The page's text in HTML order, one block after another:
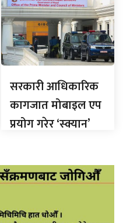
सरकारी आधिकारिक
कागजात मोबाइल एप
प्रयोग गरेर ‘स्क्यान’
सरकारलाई निर्देशन